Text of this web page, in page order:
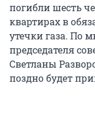
погибли шесть
квартирах в
утечки газа. По
председателя
Светланы
поздно будет